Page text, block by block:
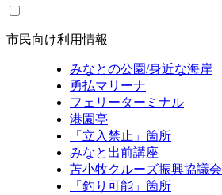
市民向け利用情報
みなとの公園/身近な海岸
勇払マリーナ
フェリーターミナル
港園亭
「立入禁止」箇所
みなと出前講座
苫小牧クルーズ振興協議会
「釣り可能」箇所